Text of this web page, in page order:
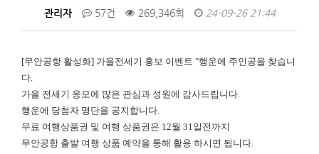
관리자 57건 269,346회 24-09-26 21:44
[무안공항 활성화] 가을전세기 홍보 이벤트 "행운에 주인공을 찾습니
다.
가을 전세기 응모에 많은 관심과 성원에 감사드립니다.
행운에 당첨자 명단을 공지합니다.
무료 여행상품권 및 여행 상품권은 12월 31일전까지
무안공항 출발 여행 상품 예약을 통해 활용 하시면 됩니다.